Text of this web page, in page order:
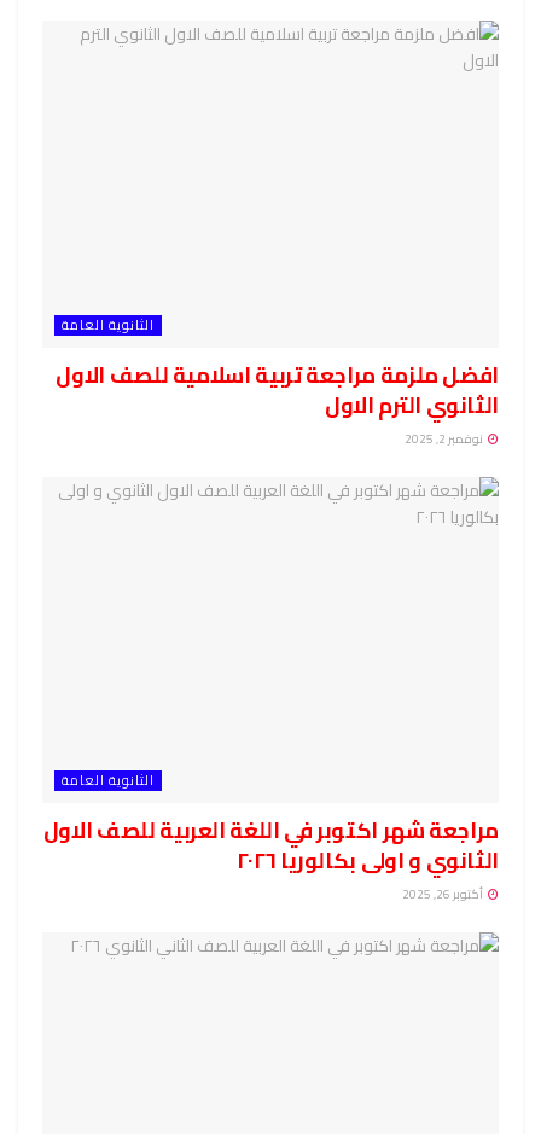
الثانوية العامة
افضل ملزمة مراجعة تربية اسلامية للصف الاول
الثانوي الترم الاول
نوفمبر 2, 2025
الثانوية العامة
مراجعة شهر اكتوبر في اللغة العربية للصف الاول
الثانوي و اولى بكالوريا ٢٠٢٦
أكتوبر 26, 2025